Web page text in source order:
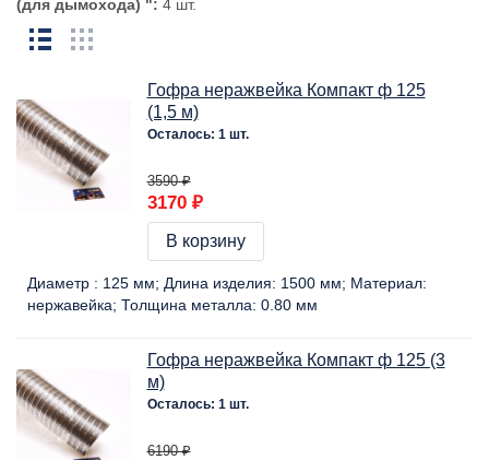
(для дымохода) ": 4 шт.
Гофра неражвейка Компакт ф 125
(1,5 м)
Осталось: 1 шт.
3590 ₽
3170 ₽
В корзину
Диаметр : 125 мм Длина изделия: 1500 мм
Материал:
нержавейка Толщина металла: 0.80 мм
Гофра неражвейка Компакт ф 125 (3
м)
Осталось: 1 шт.
6190 ₽